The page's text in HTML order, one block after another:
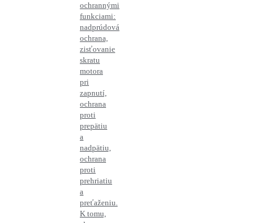
ochrannými
funkciami:
nadprúdová
ochrana,
zisťovanie
skratu
motora
pri
zapnutí,
ochrana
proti
prepätiu
a
nadpätiu,
ochrana
proti
prehriatiu
a
preťaženiu.
K tomu,